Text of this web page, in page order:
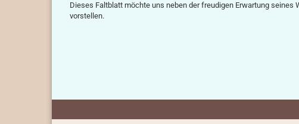
Dieses Faltblatt möchte uns neben der freudigen Erwartung seines
vorstellen.